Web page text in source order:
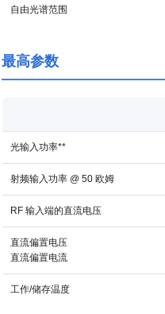
自由光谱范围
最高参数
光输入功率**
射频输入功率 @ 50 欧姆
RF 输入端的直流电压
直流偏置电压
直流偏置电流
工作/储存温度